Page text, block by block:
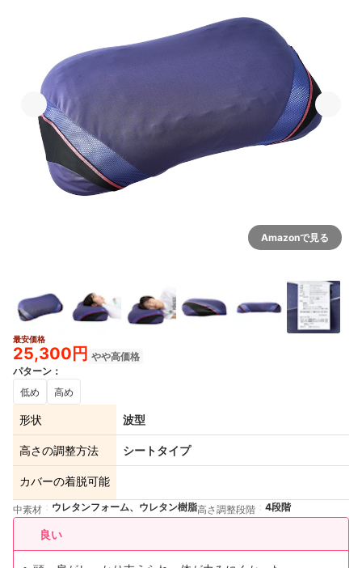
Amazonで見る
最安価格
25,300円 やや高価格
パターン ：
低め
高め
形状 波型
高さの調整方法 シートタイプ
カバーの着脱可能
中素材 ウレタンフォーム、ウレタン樹脂高さ調整段階 4段階
良い